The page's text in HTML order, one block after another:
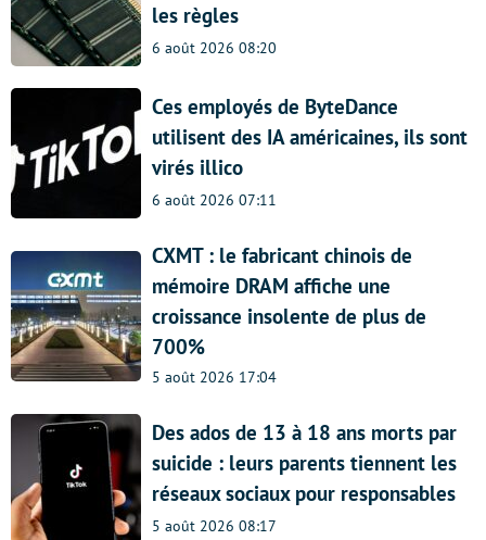
les règles
6 août 2026 08:20
Ces employés de ByteDance
utilisent des IA américaines, ils sont
virés illico
6 août 2026 07:11
CXMT : le fabricant chinois de
mémoire DRAM affiche une
croissance insolente de plus de
700%
5 août 2026 17:04
Des ados de 13 à 18 ans morts par
suicide : leurs parents tiennent les
réseaux sociaux pour responsables
5 août 2026 08:17